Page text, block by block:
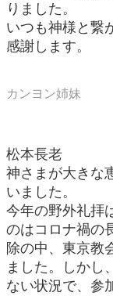
りました。
いつも神様と繋
感謝します。
カンヨン姉妹
松本長老
神さまが大きな
いました。
今年の野外礼拝
のはコロナ禍の
除の中、東京教
ました。しかし
ない状況で、参